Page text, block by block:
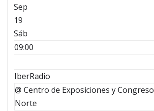
Sep
19
Sáb
09:00
IberRadio
@ Centro de Exposiciones y
Norte